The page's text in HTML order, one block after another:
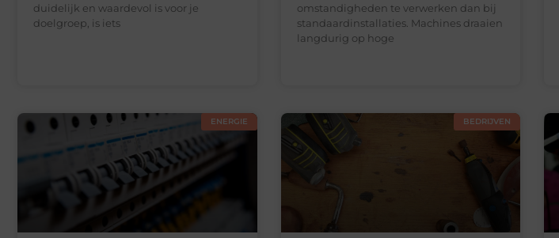
duidelijk en waardevol is voor je
doelgroep, is iets
omstandigheden te verwerken dan bij
standaardinstallaties. Machines draaien
langdurig op hoge
ENERGIE BEDRIJVEN